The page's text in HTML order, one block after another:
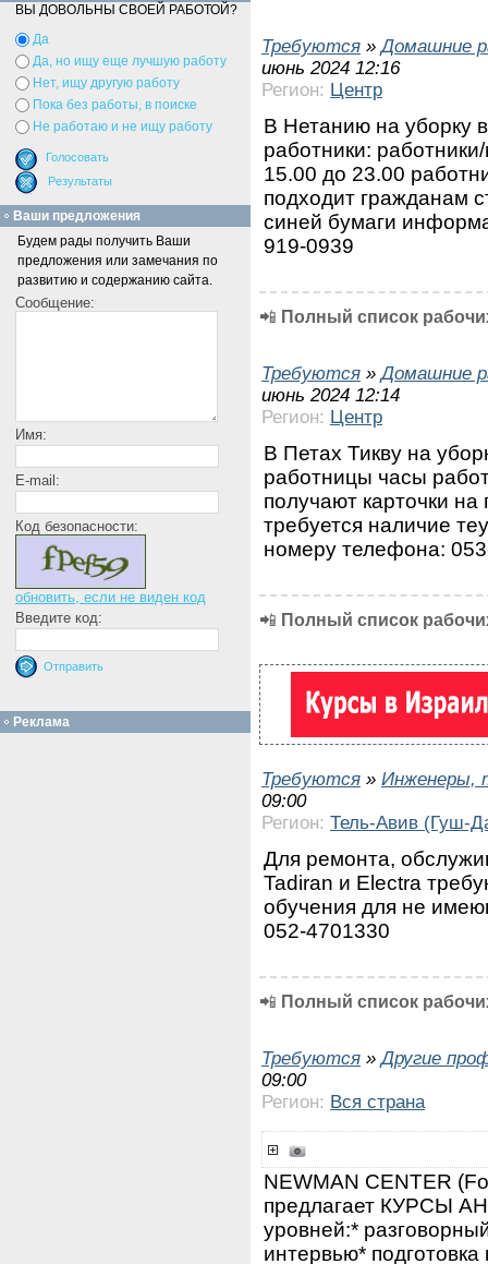
Требуются »Домашние
июнь 2024 12:16
Регион: Центр
В Нетанию на уборку
работники:
15.00 до 23.00
подходит гражданам
синей бумаги
919-0939
📲 Полный список
Требуются »Домашние
июнь 2024 12:14
Регион: Центр
В Петах Тикву на
работницы часы
получают карточки
требуется наличие
номеру телефона:
📲 Полный список
Требуются » Инженеры,
09:00
Регион: Тель-Авив (Гуш-
Для ремонта,
Tadiran и Electra
обучения для не
052-4701330
📲 Полный список
Требуются »Другие
09:00
Регион: Вся страна
NEWMAN CENTER
предлагает КУРСЫ
уровней:*
интервью* подготовка
ВЫ ДОВОЛЬНЫ СВОЕЙ РАБОТОЙ?
Да
Да, но ищу еще лучшую работу
Нет, ищу другую работу
Пока без работы, в поиске
Не работаю и не ищу работу
Ваши предложения
Будем рады получить Ваши
предложения или замечания по
развитию и содержанию сайта.
Сообщение:
Имя:
E-mail:
Код безопасности:
обновить, если не виден код
Введите код:
Реклама